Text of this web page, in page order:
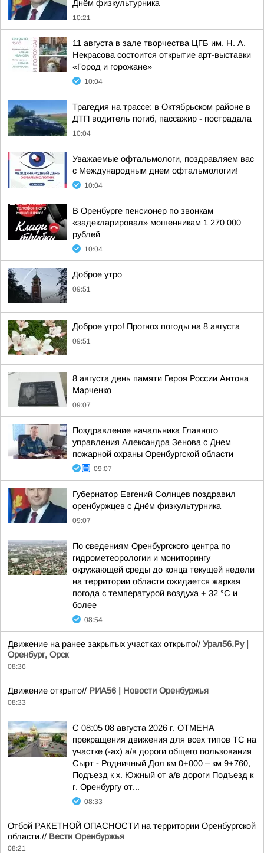
Днём физкультурника
10:21
11 августа в зале творчества ЦГБ им. Н. А.
Некрасова состоится открытие арт-выставки
«Город и горожане»
10:04
Трагедия на трассе: в Октябрьском районе в
ДТП водитель погиб, пассажир - пострадала
10:04
Уважаемые офтальмологи, поздравляем вас
с Международным днем офтальмологии!
10:04
В Оренбурге пенсионер по звонкам
«задекларировал» мошенникам 1 270 000
рублей
10:04
Доброе утро
09:51
Доброе утро! Прогноз погоды на 8 августа
09:51
8 августа день памяти Героя России Антона
Марченко
09:07
Поздравление начальника Главного
управления Александра Зенова с Днем
пожарной охраны Оренбургской области
09:07
Губернатор Евгений Солнцев поздравил
оренбуржцев с Днём физкультурника
09:07
По сведениям Оренбургского центра по
гидрометеорологии и мониторингу
окружающей среды до конца текущей недели
на территории области ожидается жаркая
погода с температурой воздуха + 32 °C и
более
08:54
Движение на ранее закрытых участках открыто// Урал56.Ру |
Оренбург, Орск
08:36
Движение открыто// РИА56 | Новости Оренбуржья
08:33
С 08:05 08 августа 2026 г. ОТМЕНА
прекращения движения для всех типов ТС на
участке (-ах) а/в дороги общего пользования
Сырт - Родничный Дол км 0+000 – км 9+760,
Подъезд к х. Южный от а/в дороги Подъезд к
г. Оренбургу от...
08:33
Отбой РАКЕТНОЙ ОПАСНОСТИ на территории Оренбургской
области.// Вести Оренбуржья
08:21